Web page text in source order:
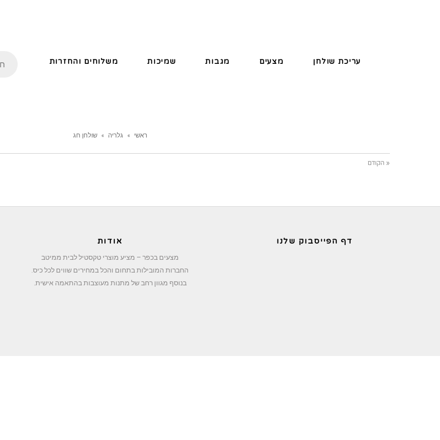
עריכת שולחן מצעים מגבות שמיכות משלוחים והחזרות
ראשי » גלריה » שולחן חג
« הקודם
דף הפייסבוק שלנו אודות
מצעים בכפר – מציע מוצרי טקסטיל לבית ממיטב
החברות המובילות בתחום והכל במחירים שווים לכל כיס.
בנוסף מגוון רחב של מתנות מעוצבות בהתאמה אישית.